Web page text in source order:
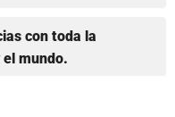
con toda la
mundo.